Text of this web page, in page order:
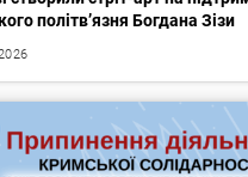
політв’язня Богдана Зізи